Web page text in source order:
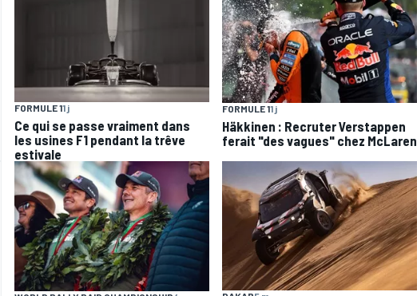
FORMULE 11 j
Ce qui se passe vraiment dans
les usines F1 pendant la trêve
estivale
FORMULE 11 j
Häkkinen : Recruter Verstappen
ferait "des vagues" chez McLaren